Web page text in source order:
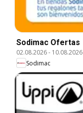
Sodimac Ofertas
02.08.2026- 10.08.2026
Sodimac